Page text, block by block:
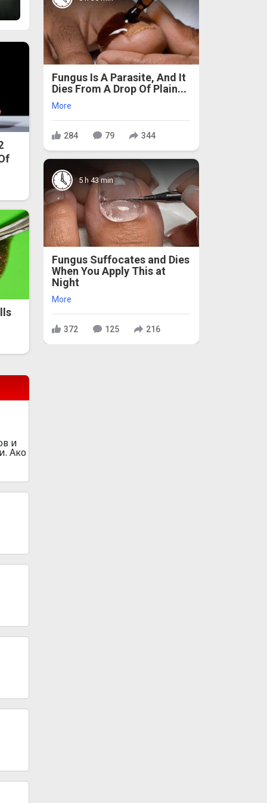
и
Ако
Fungus Is A Parasite, And It
Dies From A Drop Of Plain...
More
284 79 344
5 h 43 min
Fungus Suffocates and Dies
When You Apply This at
Night
More
372 125 216